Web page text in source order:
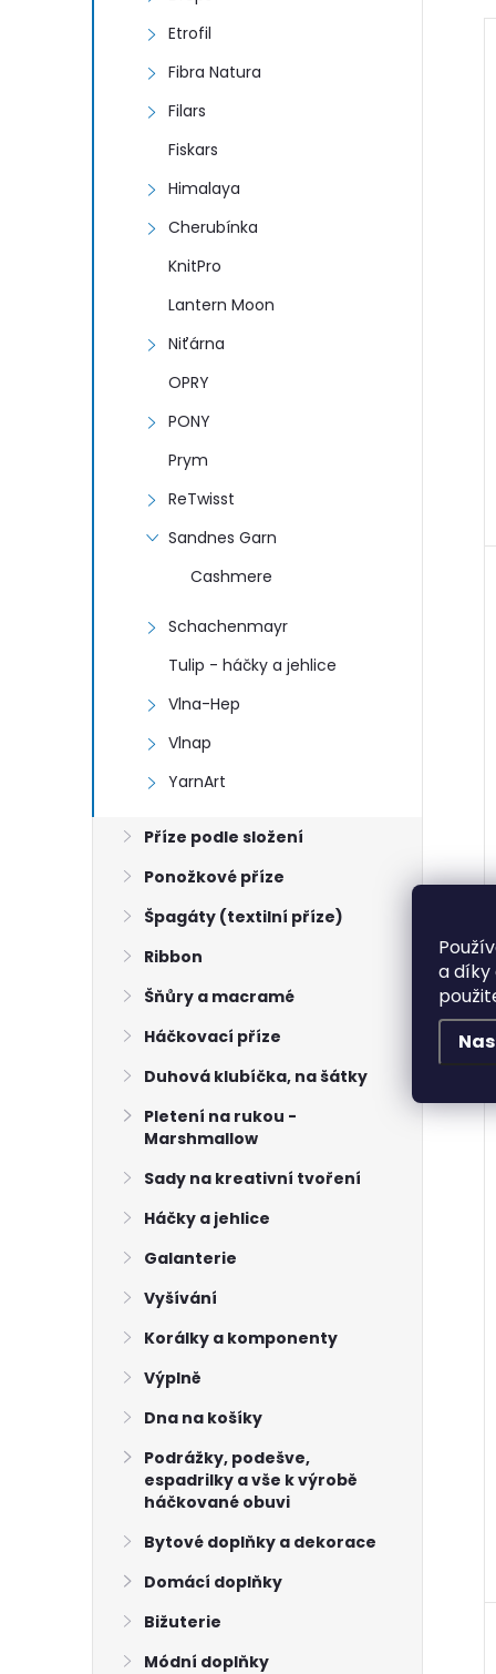
a díky
Etrofil
Fibra Natura
Filars
Fiskars
Himalaya
Cherubínka
KnitPro
Lantern Moon
Niťárna
OPRY
PONY
Prym
ReTwisst
Sandnes Garn
Cashmere
Schachenmayr
Tulip - háčky a jehlice
Vlna-Hep
Vlnap
YarnArt
Příze podle složení
Ponožkové příze
Špagáty (textilní příze)
Ribbon
Šňůry a macramé
Háčkovací příze
Duhová klubíčka, na šátky
Pletení na rukou -
Marshmallow
Sady na kreativní tvoření
Háčky a jehlice
Galanterie
Vyšívání
Korálky a komponenty
Výplně
Dna na košíky
Podrážky, podešve,
espadrilky a vše k výrobě
háčkované obuvi
Bytové doplňky a dekorace
Domácí doplňky
Bižuterie
Módní doplňky